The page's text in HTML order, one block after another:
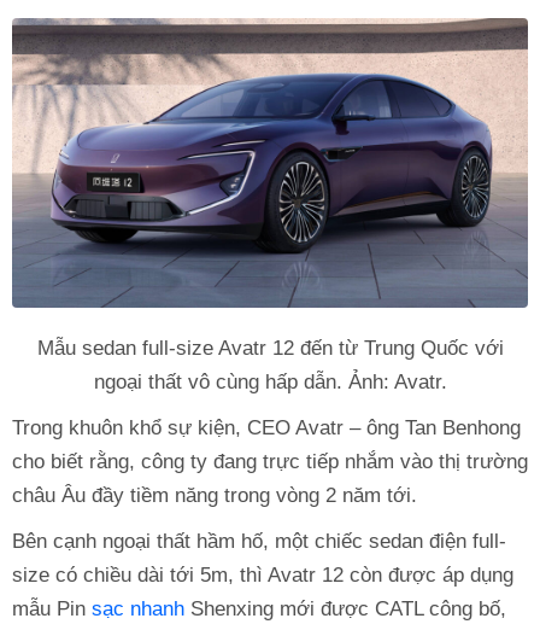
Mẫu sedan full-size Avatr 12 đến từ Trung Quốc với
ngoại thất vô cùng hấp dẫn. Ảnh: Avatr.
Trong khuôn khổ sự kiện, CEO Avatr – ông Tan Benhong
cho biết rằng, công ty đang trực tiếp nhắm vào thị trường
châu Âu đầy tiềm năng trong vòng 2 năm tới.
Bên cạnh ngoại thất hầm hố, một chiếc sedan điện full-
size có chiều dài tới 5m, thì Avatr 12 còn được áp dụng
mẫu Pin sạc nhanh Shenxing mới được CATL công bố,